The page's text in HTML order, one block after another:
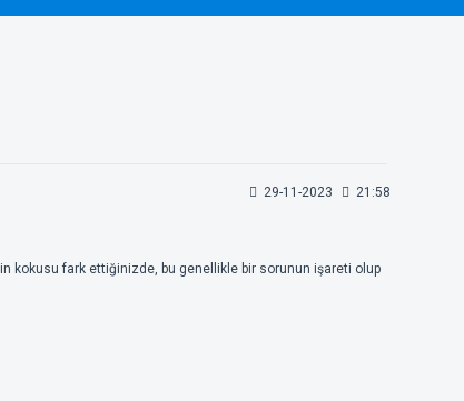
29-11-2023 21:58
kokusu fark ettiğinizde, bu genellikle bir sorunun işareti olup